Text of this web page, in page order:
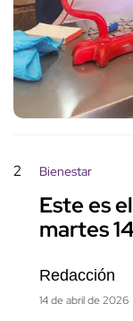
2 Bienestar
Este es
martes
Redacción
14 de abril de 2026